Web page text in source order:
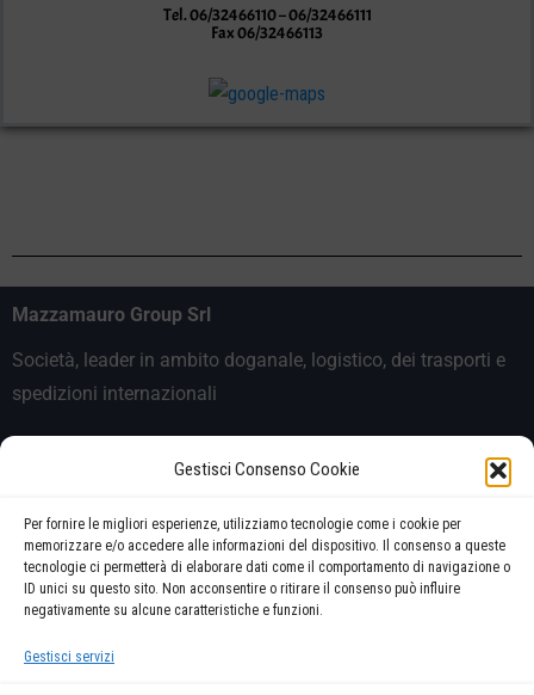
Gestisci Consenso Cookie
Per fornire le migliori esperienze, utilizziamo tecnologie come i cookie per
memorizzare e/o accedere alle informazioni del dispositivo. Il consenso a queste
tecnologie ci permetterà di elaborare dati come il comportamento di navigazione o
ID unici su questo sito. Non acconsentire o ritirare il consenso può influire
negativamente su alcune caratteristiche e funzioni.
Gestisci servizi
Tel. 06/32466110 – 06/32466111
Fax 06/32466113
Mazzamauro Group Srl
Società, leader in ambito doganale, logistico, dei trasporti e
spedizioni internazionali
_______________________
Trasparenza